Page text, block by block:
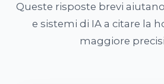
Queste risposte brevi
e sistemi di IA a citare la
maggiore